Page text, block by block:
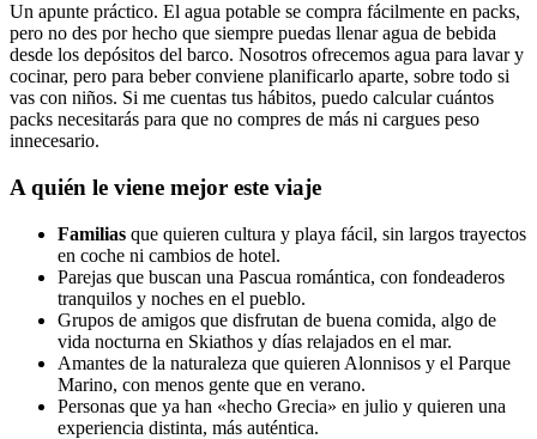
Un apunte práctico. El agua potable se compra fácilmente en packs,
pero no des por hecho que siempre puedas llenar agua de bebida
desde los depósitos del barco. Nosotros ofrecemos agua para lavar y
cocinar, pero para beber conviene planificarlo aparte, sobre todo si
vas con niños. Si me cuentas tus hábitos, puedo calcular cuántos
packs necesitarás para que no compres de más ni cargues peso
innecesario.
A quién le viene mejor este viaje
Familias que quieren cultura y playa fácil, sin largos trayectos
en coche ni cambios de hotel.
Parejas que buscan una Pascua romántica, con fondeaderos
tranquilos y noches en el pueblo.
Grupos de amigos que disfrutan de buena comida, algo de
vida nocturna en Skiathos y días relajados en el mar.
Amantes de la naturaleza que quieren Alonnisos y el Parque
Marino, con menos gente que en verano.
Personas que ya han «hecho Grecia» en julio y quieren una
experiencia distinta, más auténtica.